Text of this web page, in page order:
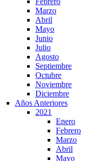
Marzo
Abril
Mayo
Junio
Julio
Agosto
Septiembre
Octubre
Noviembre
Diciembre
Años Anteriores
2021
Enero
Febrero
Marzo
Abril
Mayo